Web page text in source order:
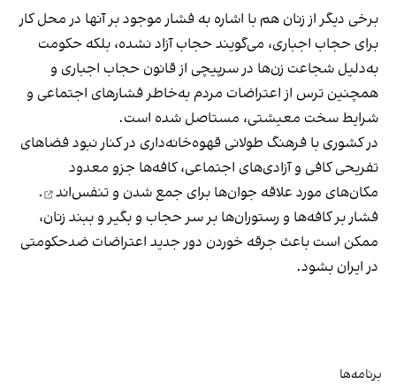
برخی دیگر از زنان هم با اشاره به فشار موجود بر آنها در محل کار
برای حجاب اجباری، می‌گویند حجاب آزاد نشده، بلکه حکومت
به‌دلیل شجاعت زن‌ها در سرپیچی از قانون حجاب اجباری و
همچنین ترس از اعتراضات مردم به‌خاطر فشارهای اجتماعی و
شرایط سخت معیشتی، مستاصل شده است.
در کشوری با فرهنگ طولانی قهوه‌‌خانه‌داری در کنار نبود فضاهای
تفریحی کافی و آزادی‌های اجتماعی، کافه‌ها جزو معدود
مکان‌های مورد علاقه جوان‌ها برای جمع شدن و تنفس‌اند
.
فشار بر کافه‌ها و رستوران‌ها بر سر حجاب و بگیر و ببند زنان،
ممکن است باعث جرقه خوردن دور جدید اعتراضات ضدحکومتی
در ایران بشود.
برنامه‌ها